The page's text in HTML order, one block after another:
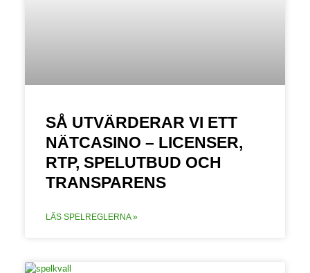
SÅ UTVÄRDERAR VI ETT
NÄTCASINO – LICENSER,
RTP, SPELUTBUD OCH
TRANSPARENS
LÄS SPELREGLERNA »